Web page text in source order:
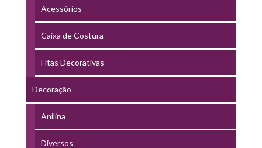
Acessórios
Caixa de Costura
Fitas Decorativas
Decoração
Anilina
Diversos